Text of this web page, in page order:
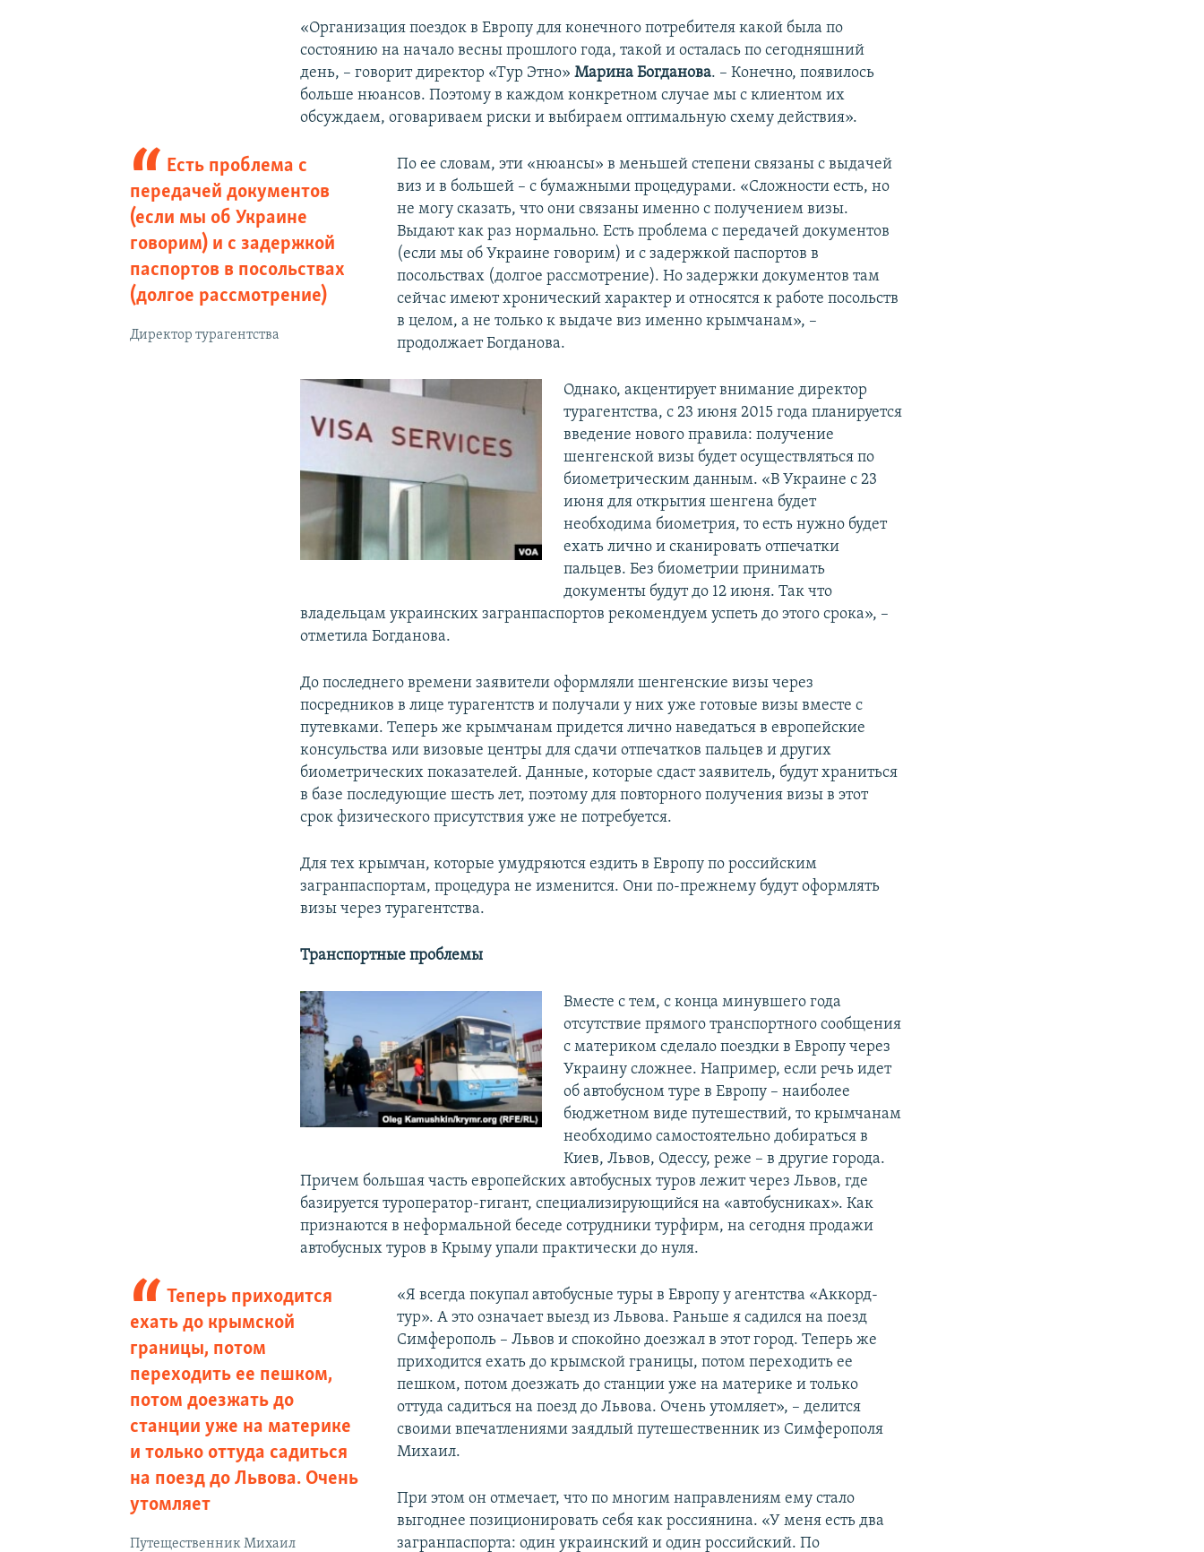
«Организация поездок в Европу для конечного потребителя какой была по
состоянию на начало весны прошлого года, такой и осталась по сегодняшний
день, – говорит директор «Тур Этно»Марина Богданова. – Конечно, появилось
больше нюансов. Поэтому в каждом конкретном случае мы с клиентом их
обсуждаем, оговариваем риски и выбираем оптимальную схему действия».
Есть проблема с
передачей документов
(если мы об Украине
говорим) и с задержкой
паспортов в посольствах
(долгое рассмотрение)
Директор турагентства
По ее словам, эти «нюансы» в меньшей степени связаны с выдачей
виз и в большей – с бумажными процедурами. «Сложности есть, но
не могу сказать, что они связаны именно с получением визы.
Выдают как раз нормально. Есть проблема с передачей документов
(если мы об Украине говорим) и с задержкой паспортов в
посольствах (долгое рассмотрение). Но задержки документов там
сейчас имеют хронический характер и относятся к работе посольств
в целом, а не только к выдаче виз именно крымчанам», –
продолжает Богданова.
Однако, акцентирует внимание директор
турагентства, с 23 июня 2015 года планируется
введение нового правила: получение
шенгенской визы будет осуществляться по
биометрическим данным. «В Украине с 23
июня для открытия шенгена будет
необходима биометрия, то есть нужно будет
ехать лично и сканировать отпечатки
пальцев. Без биометрии принимать
документы будут до 12 июня. Так что
владельцам украинских загранпаспортов рекомендуем успеть до этого срока», –
отметила Богданова.
До последнего времени заявители оформляли шенгенские визы через
посредников в лице турагентств и получали у них уже готовые визы вместе с
путевками. Теперь же крымчанам придется лично наведаться в европейские
консульства или визовые центры для сдачи отпечатков пальцев и других
биометрических показателей. Данные, которые сдаст заявитель, будут храниться
в базе последующие шесть лет, поэтому для повторного получения визы в этот
срок физического присутствия уже не потребуется.
Для тех крымчан, которые умудряются ездить в Европу по российским
загранпаспортам, процедура не изменится. Они по-прежнему будут оформлять
визы через турагентства.
Транспортные проблемы
Вместе с тем, с конца минувшего года
отсутствие прямого транспортного сообщения
с материком сделало поездки в Европу через
Украину сложнее. Например, если речь идет
об автобусном туре в Европу – наиболее
бюджетном виде путешествий, то крымчанам
необходимо самостоятельно добираться в
Киев, Львов, Одессу, реже – в другие города.
Причем большая часть европейских автобусных туров лежит через Львов, где
базируется туроператор-гигант, специализирующийся на «автобусниках». Как
признаются в неформальной беседе сотрудники турфирм, на сегодня продажи
автобусных туров в Крыму упали практически до нуля.
Теперь приходится
ехать до крымской
границы, потом
переходить ее пешком,
потом доезжать до
станции уже на материке
и только оттуда садиться
на поезд до Львова. Очень
утомляет
Путещественник Михаил
«Я всегда покупал автобусные туры в Европу у агентства «Аккорд-
тур». А это означает выезд из Львова. Раньше я садился на поезд
Симферополь – Львов и спокойно доезжал в этот город. Теперь же
приходится ехать до крымской границы, потом переходить ее
пешком, потом доезжать до станции уже на материке и только
оттуда садиться на поезд до Львова. Очень утомляет», – делится
своими впечатлениями заядлый путешественник из Симферополя
Михаил.
При этом он отмечает, что по многим направлениям ему стало
выгоднее позиционировать себя как россиянина. «У меня есть два
загранпаспорта: один украинский и один российский. По